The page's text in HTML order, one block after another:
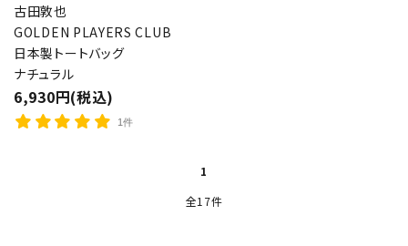
古田敦也
GOLDEN PLAYERS CLUB
日本製トートバッグ
ナチュラル
6,930円(税込)
1件
1
全17件